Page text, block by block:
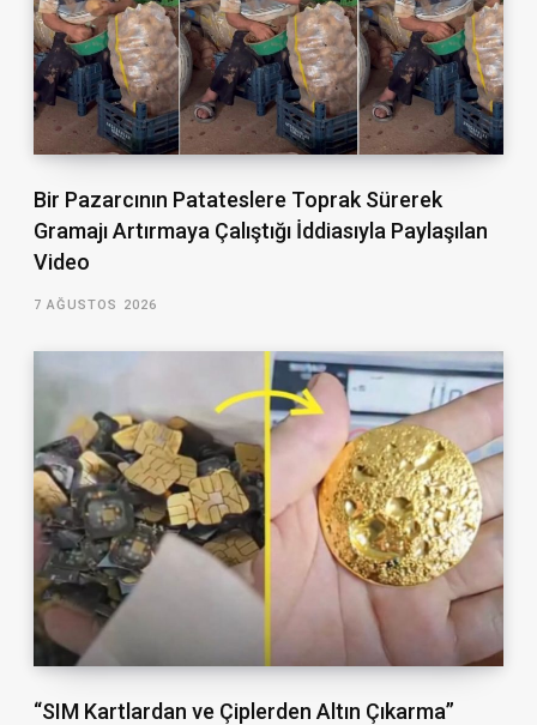
Bir Pazarcının Patateslere Toprak Sürerek
Gramajı Artırmaya Çalıştığı İddiasıyla Paylaşılan
Video
7 AĞUSTOS 2026
“SIM Kartlardan ve Çiplerden Altın Çıkarma”